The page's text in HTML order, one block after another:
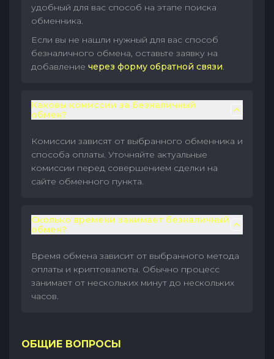
удобный для вас способ на этапе поиска
обменника.
Если вы не нашли нужный для вас способ
безналичного обмена, оставьте заявку на
добавление через форму обратной связи.
Каковы комиссии за безналичный
обмен?
Комиссии зависят от выбранного обменника и
способа оплаты. Уточняйте актуальные
комиссии перед совершением сделки на
сайте обменного пункта.
Сколько времени занимает безналичный
обмен?
Время обмена зависит от выбранного метода
оплаты и криптовалюты. Обычно процесс
занимает от нескольких минут до нескольких
часов.
ОБЩИЕ ВОПРОСЫ